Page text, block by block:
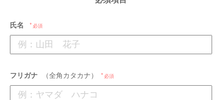
氏名 必須
フリガナ （全角カタカナ） 必須